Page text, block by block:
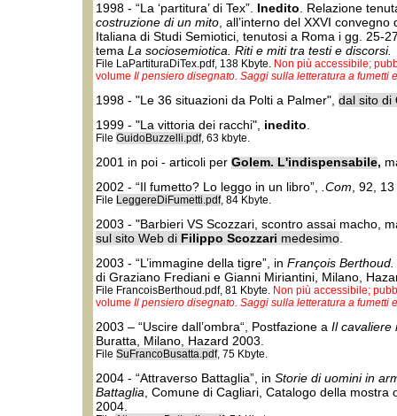
1998 - “La ‘partitura’ di Tex”. Inedito . Relazione
costruzione di un mito , all’interno del XXVI
Italiana di Studi Semiotici, tenutosi a Roma i gg. 25-
tema La sociosemiotica. Riti e miti tra testi e discorsi.
File LaPartituraDiTex.pdf, 138 Kbyte. Non più accessibile;
volume Il pensiero disegnato. Saggi sulla letteratura a fumetti
1998 - "Le 36 situazioni da Polti a Palmer", dal sito di
1999 - "La vittoria dei racchi", inedito
File GuidoBuzzelli.pdf, 63 kbyte.
2001 in poi - articoli per Golem. L'indispensabile,
2002 - “Il fumetto? Lo leggo in un libro”,
.Com , 92,
File LeggereDiFumetti.pdf, 84 Kbyte.
2003 - "Barbieri VS Scozzari, scontro assai macho,
sul sito Web di Filippo Scozzari medesimo
2003 - “L’immagine della tigre”, in François
di Graziano Frediani e Gianni Miriantini, Milano,
File FrancoisBerthoud.pdf, 81 Kbyte. Non più accessibile;
volume Il pensiero disegnato. Saggi sulla letteratura a fumetti
2003 – “Uscire dall’ombra“, Postfazione a Il cavaliere
Buratta, Milano, Hazard 2003.
File SuFrancoBusatta.pdf, 75 Kbyte.
2004 - “Attraverso Battaglia”, in Storie di uomini in
Battaglia , Comune di Cagliari, Catalogo della mostra
2004.